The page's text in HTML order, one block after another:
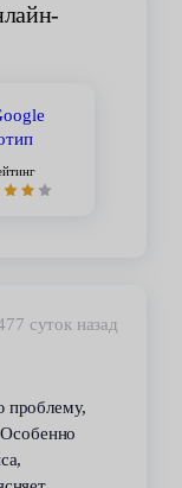
суток назад
проблему,
Особенно